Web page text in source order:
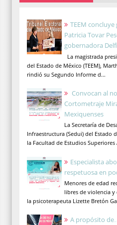
TEEM
Patricia Tovar
gobernadora
La magistrada
del Estado de México (TEEM),
rindió su Segundo Informe d...
Convocan al
Cortometraje
Mexiquenses
La Secretaría de
Infraestructura (Sedui) del Estado
la Facultad de Estudios Superiores
Especialista
respetuosa en
Menores de edad
libres de violencia y
la psicoterapeuta Lizette Bretón
A propósito